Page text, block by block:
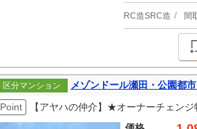
RC造SRC造 間
区分マンション
メゾンドール瀬田・公園都
Point
【アヤハの仲介】★オーナーチェン